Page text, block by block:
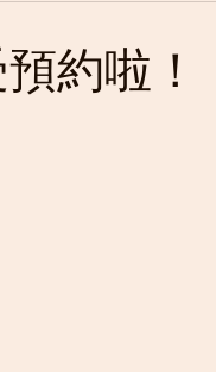
約啦！